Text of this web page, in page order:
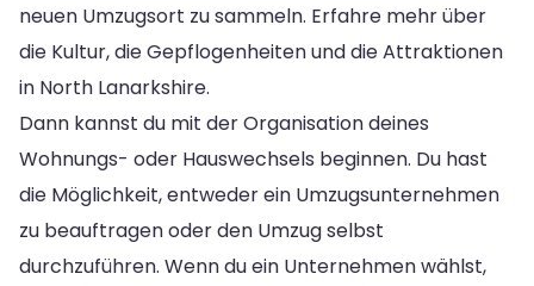
neuen Umzugsort zu sammeln. Erfahre mehr über
die Kultur, die Gepflogenheiten und die Attraktionen
in North Lanarkshire.
Dann kannst du mit der Organisation deines
Wohnungs- oder Hauswechsels beginnen. Du hast
die Möglichkeit, entweder ein Umzugsunternehmen
zu beauftragen oder den Umzug selbst
durchzuführen. Wenn du ein Unternehmen wählst,